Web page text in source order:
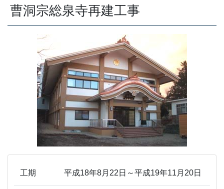
曹洞宗総泉寺再建工事
工期 平成18年8月22日～平成19年11月20日